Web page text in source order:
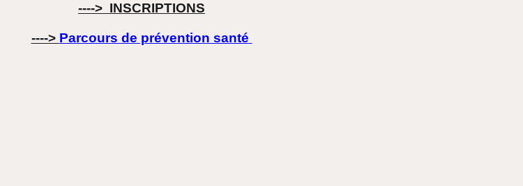
----> INSCRIPTIONS
----> Parcours de prévention santé